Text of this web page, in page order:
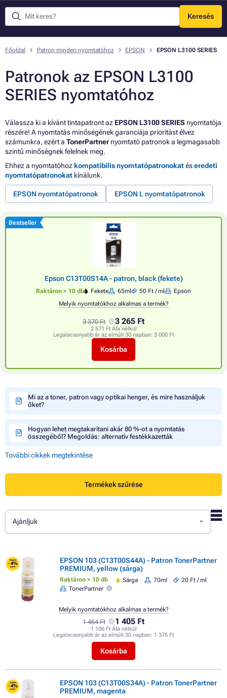
Keresés
Menü
Főoldal Patron minden nyomtatóhoz EPSON EPSON L3100 SERIES
Patronok az EPSON L3100
SERIES nyomtatóhoz
Válassza ki a kívánt tintapatront az EPSON L3100 SERIES nyomtatója
részére! A nyomtatás minőségének garanciája prioritást élvez
számunkra, ezért a TonerPartner nyomtató patronok a legmagasabb
szintű minőségnek felelnek meg.
Ehhez a nyomtatóhoz kompatibilis nyomtatópatronokatéseredeti
nyomtatópatronokat kínálunk.
EPSON nyomtatópatronok EPSON L nyomtatópatronok
Bestseller
Epson C13T00S14A - patron, black (fekete)
Raktáron > 10 db Fekete 65ml 50 Ft / ml
Epson
Melyik nyomtatókhoz alkalmas a termék?
3 370 Ft 3 265 Ft
2 571 Ft Áfa nélkül
Legalacsonyabb ár az elmúlt 30 napban: 3 000 Ft
Kosárba
Mi az a toner, patron vagy optikai henger, és mire használjuk
őket?
Hogyan lehet megtakarítani akár 80 %-ot a nyomtatás
összegéből? Megoldás: alternatív festékkazetták
További cikkek megtekintése
Termékek szűrése
Ajánljuk
FLASH
- 4%
SALE
EPSON 103 (C13T00S44A) - Patron TonerPartner
PREMIUM, yellow (sárga)
Raktáron > 10 db Sárga 70ml
20 Ft / ml
TonerPartner
1 464 Ft 1 405 Ft
1 106 Ft Áfa nélkül
Legalacsonyabb ár az elmúlt 30 napban: 1 375 Ft
Kosárba
Melyik nyomtatókhoz alkalmas a termék?
FLASH
- 4%
SALE
EPSON 103 (C13T00S34A) - Patron TonerPartner
PREMIUM, magenta